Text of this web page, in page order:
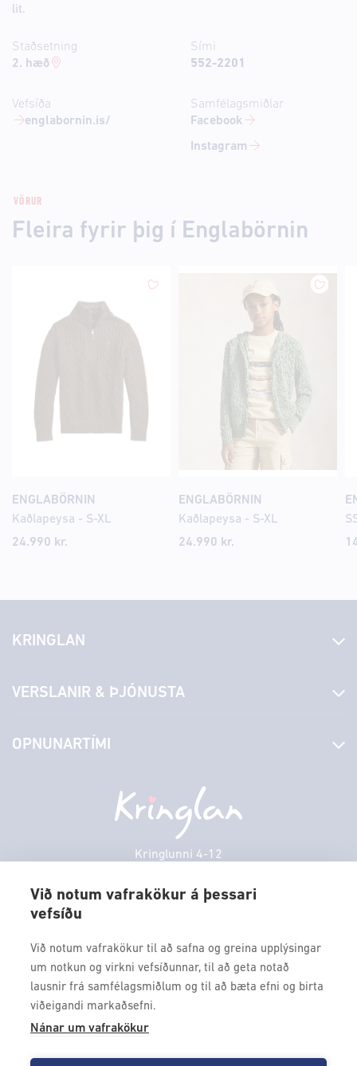
Við notum vafrakökur á þessari
vefsíðu
Við notum vafrakökur til að safna og greina upplýsingar
um notkun og virkni vefsíðunnar, til að geta notað
lausnir frá samfélagsmiðlum og til að bæta efni og birta
viðeigandi markaðsefni.
Nánar um vafrakökur
lit.
Staðsetning
2. hæð
Vefsíða
englabornin.is/
Sími
552-2201
Samfélagsmiðlar
Facebook
Instagram
VÖRUR
Fleira fyrir þig í Englabörnin
ENGLABÖRNIN
Kaðlapeysa - S-XL
24.990 kr.
ENGLABÖRNIN
Kaðlapeysa - S-XL
24.990 kr.
Kringlunni 4-12
kringlan@kringlan.is
KRINGLAN
Laus störf
Hafðu samband
Persónuverndarstefna
VERSLANIR & ÞJÓNUSTA
Borgarbókasafn
Borgarleikhúsið
Ævintýraland
OPNUNARTÍMI
Þriðjudagur
VERTU MEÐ
Fáðu forskot á dagskrána okkar og sértilboð með því að skrá